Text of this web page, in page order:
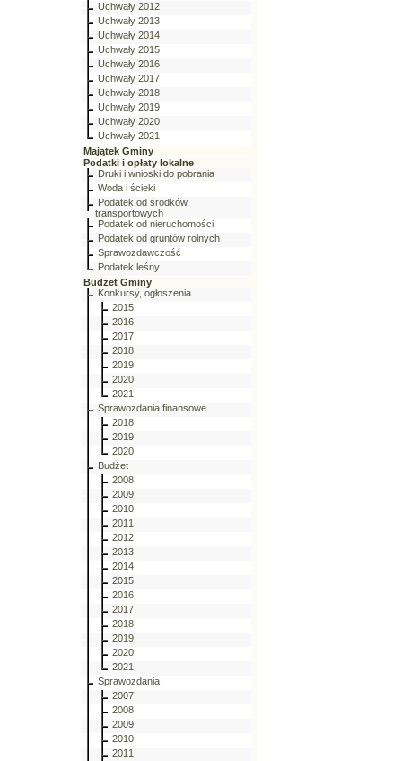
Uchwały 2012
Uchwały 2013
Uchwały 2014
Uchwały 2015
Uchwały 2016
Uchwały 2017
Uchwały 2018
Uchwały 2019
Uchwały 2020
Uchwały 2021
Majątek Gminy
Podatki i opłaty lokalne
Druki i wnioski do pobrania
Woda i ścieki
Podatek od środków
transportowych
Podatek od nieruchomości
Podatek od gruntów rolnych
Sprawozdawczość
Podatek leśny
Budżet Gminy
Konkursy, ogłoszenia
2015
2016
2017
2018
2019
2020
2021
Sprawozdania finansowe
2018
2019
2020
Budżet
2008
2009
2010
2011
2012
2013
2014
2015
2016
2017
2018
2019
2020
2021
Sprawozdania
2007
2008
2009
2010
2011